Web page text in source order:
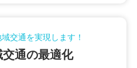
交通を実現します！
交通の最適化